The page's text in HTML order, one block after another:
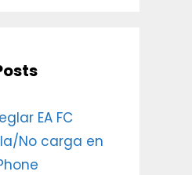
EA FC
No carga en